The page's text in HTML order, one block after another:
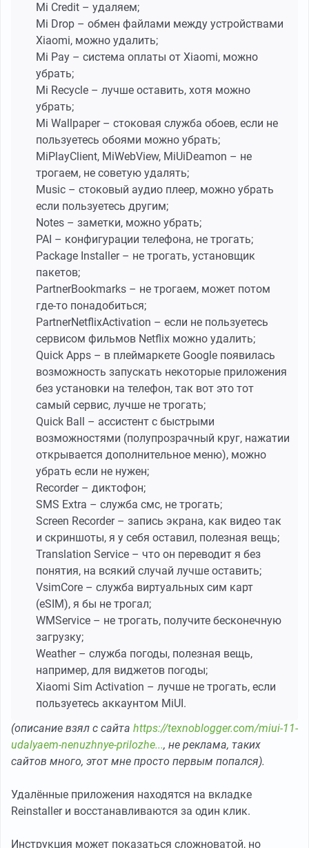
Mi Credit – удаляем;
Mi Drop – обмен файлами между устройствами
Xiaomi, можно удалить;
Mi Pay – система оплаты от Xiaomi, можно
убрать;
Mi Recycle – лучше оставить, хотя можно
убрать;
Mi Wallpaper – стоковая служба обоев, если не
пользуетесь обоями можно убрать;
MiPlayClient, MiWebView, MiUiDeamon – не
трогаем, не советую удалять;
Music – стоковый аудио плеер, можно убрать
если пользуетесь другим;
Notes – заметки, можно убрать;
PAI – конфигурации телефона, не трогать;
Package Installer – не трогать, установщик
пакетов;
PartnerBookmarks – не трогаем, может потом
где-то понадобиться;
PartnerNetflixActivation – если не пользуетесь
сервисом фильмов Netflix можно удалить;
Quick Apps – в плеймаркете Google появилась
возможность запускать некоторые приложения
без установки на телефон, так вот это тот
самый сервис, лучше не трогать;
Quick Ball – ассистент с быстрыми
возможностями (полупрозрачный круг, нажатии
открывается дополнительное меню), можно
убрать если не нужен;
Recorder – диктофон;
SMS Extra – служба смс, не трогать;
Screen Recorder – запись экрана, как видео так
и скриншоты, я у себя оставил, полезная вещь;
Translation Service – что он переводит я без
понятия, на всякий случай лучше оставить;
VsimCore – служба виртуальных сим карт
(eSIM), я бы не трогал;
WMService – не трогать, получите бесконечную
загрузку;
Weather – служба погоды, полезная вещь,
например, для виджетов погоды;
Xiaomi Sim Activation – лучше не трогать, если
пользуетесь аккаунтом MiUI.
(описание взял с сайта https://texnoblogger.com/miui-11-
udalyaem-nenuzhnye-prilozhe..., не реклама, таких
сайтов много, этот мне просто первым попался).
Удалённые приложения находятся на вкладке
Reinstaller и восстанавливаются за один клик.
Инструкция может показаться сложноватой, но